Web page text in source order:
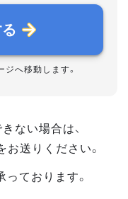
へ移動します。
ない場合は、
お送りください。
ております。